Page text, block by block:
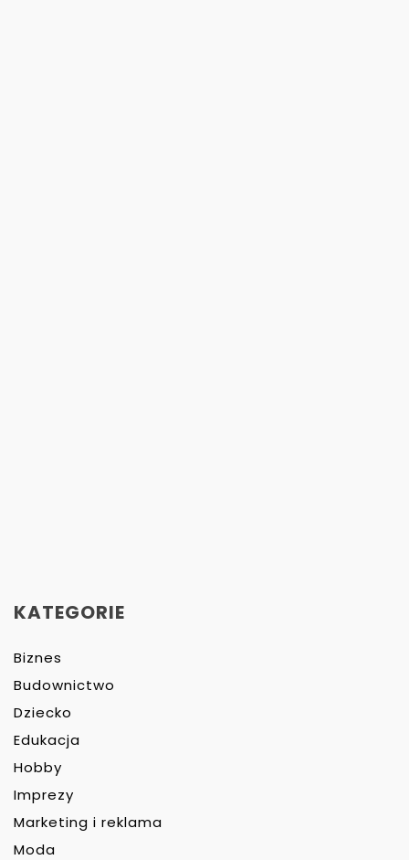
KATEGORIE
Biznes
Budownictwo
Dziecko
Edukacja
Hobby
Imprezy
Marketing i reklama
Moda